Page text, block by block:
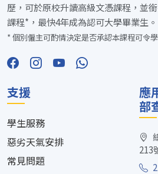
歷，可於原校升讀高級文憑課程，並
課程*，最快4年成為認可大學畢業生。
* 個別僱主可酌情決定是否承認本課程可令
支援
學生服務
惡劣天氣安排
常見問題
應
部
213